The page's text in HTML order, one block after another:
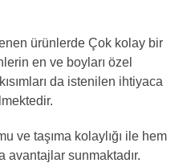
ürünlerde Çok kolay bir
en ve boyları özel
da istenilen ihtiyaca
ve taşıma kolaylığı ile hem
avantajlar sunmaktadır.